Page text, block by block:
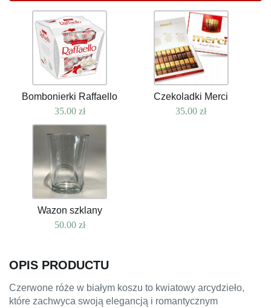
Bombonierki Raffaello
35.00 zł
Czekoladki Merci
35.00zł
Wazon szklany
50.00 zł
OPIS PRODUCTU
Czerwone róże w białym koszu to kwiatowy arcydzieło,
które zachwyca swoją elegancją i romantycznym